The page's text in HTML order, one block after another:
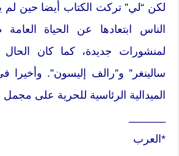
لكن “لي” تركت الكتاب أيضا حين
الناس ابتعادها عن الحياة
لمنشورات جديدة، كما كان الحال
الميدالية الرئاسية للحرية على مجمل
*العرب